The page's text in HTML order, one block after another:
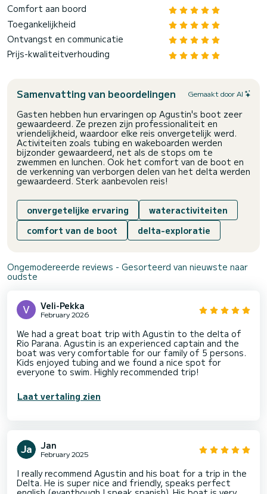
Comfort aan boord
Toegankelijkheid
Ontvangst en communicatie
Prijs-kwaliteitverhouding
Samenvatting van beoordelingen Gemaakt door AI
Gasten hebben hun ervaringen op Agustin's boot zeer
gewaardeerd. Ze prezen zijn professionaliteit en
vriendelijkheid, waardoor elke reis onvergetelijk werd.
Activiteiten zoals tubing en wakeboarden werden
bijzonder gewaardeerd, net als de stops om te
zwemmen en lunchen. Ook het comfort van de boot en
de verkenning van verborgen delen van het delta werden
gewaardeerd. Sterk aanbevolen reis!
onvergetelijke ervaring
wateractiviteiten
comfort van de boot
delta-exploratie
Ongemodereerde reviews - Gesorteerd van nieuwste naar
oudste
Veli-Pekka
February 2026
We had a great boat trip with Agustin to the delta of
Rio Parana. Agustin is an experienced captain and the
boat was very comfortable for our family of 5 persons.
Kids enjoyed tubing and we found a nice spot for
everyone to swim. Highly recommended trip!
Laat vertaling zien
Jan
February 2025
I really recommend Agustin and his boat for a trip in the
Delta. He is super nice and friendly, speaks perfect